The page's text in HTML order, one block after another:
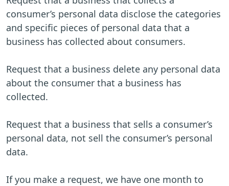
consumer’s personal data disclose the categories
and specific pieces of personal data that a
business has collected about consumers.
Request that a business delete any personal data
about the consumer that a business has
collected.
Request that a business that sells a consumer’s
personal data, not sell the consumer’s personal
data.
If you make a request, we have one month to